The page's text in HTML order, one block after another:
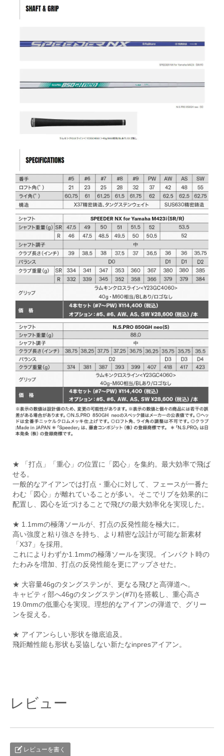
★ 「打点」「重心」の位置に「図心」を集約。最大効率で飛ば
せる。
一般的なアイアンでは打点・重心に対して、フェースが一番た
わむ「図心」が離れていることが多い。そこでリブを効果的に
配置し、図心を近づけることで飛びの最大効率化を実現した。
★ 1.1mmの極薄ソールが、打点の反発性能を極大に。
高い強度と粘り強さを持ち、より精密な設計が可能な新素材
「X37」を採用。
これによりわずか1.1mmの極薄ソールを実現。インパクト時の
たわみを増加、打点の反発性能を更にアップさせた。
★ 大容量46gのタングステンが、更なる飛びと高弾道へ。
キャビティ部へ46gのタングステン(#7I)を搭載し、重心高さ
19.0mmの低重心を実現。理想的なアイアンの弾道で、グリー
ンを捉える。
★ アイアンらしい形状を徹底追及。
飛距離性能も形状も妥協しない新たなinpresアイアン。
レビュー
レビューを書く